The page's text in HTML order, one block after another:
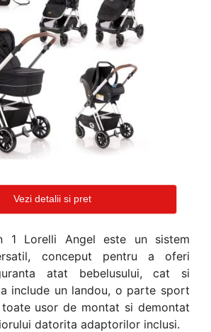
Vezi detalii si pret
1 Lorelli Angel este un sistem
conceput pentru a oferi
atat bebelusului, cat si
include un landou, o parte sport
usor de montat si demontat
datorita adaptorilor inclusi.